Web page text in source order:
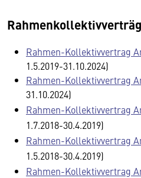
Rahmen-Kollektivvertrag
1.5.2019-31.10.2024)
Rahmen-Kollektivvertrag
31.10.2024)
Rahmen-Kollektivvertrag
1.7.2018-30.4.2019)
Rahmen-Kollektivvertrag
1.5.2018-30.4.2019)
Rahmen-Kollektivvertrag